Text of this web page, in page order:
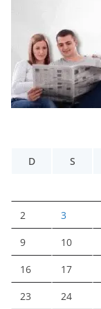
D
S
2 3
9 10
16 17
23 24